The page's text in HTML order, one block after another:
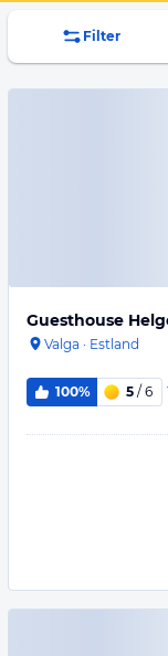
Filter
Guesthouse
Valga · Estland
100% 5 / 6